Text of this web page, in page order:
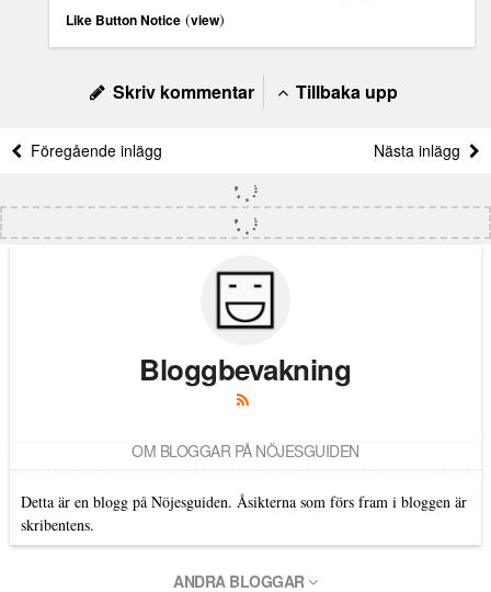
Like Button Notice (view)
Skriv kommentar Tillbaka upp
Föregående inlägg Nästa inlägg
Bloggbevakning
OM BLOGGAR PÅ NÖJESGUIDEN
Detta är en blogg på Nöjesguiden. Åsikterna som förs fram i bloggen är
skribentens.
ANDRA BLOGGAR